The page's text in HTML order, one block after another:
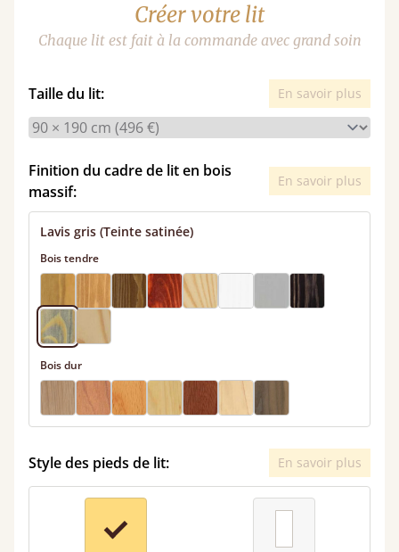
Créer votre lit
Chaque lit est fait à la commande avec grand soin
Taille du lit: En savoir plus
Finition du cadre de lit en bois
massif:
En savoir plus
Lavis gris (Teinte satinée)
Bois tendre
Bois dur
Style des pieds de lit: En savoir plus